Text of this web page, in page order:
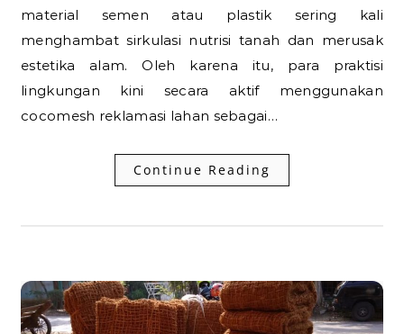
material semen atau plastik sering kali
menghambat sirkulasi nutrisi tanah dan merusak
estetika alam. Oleh karena itu, para praktisi
lingkungan kini secara aktif menggunakan
cocomesh reklamasi lahan sebagai…
Continue Reading